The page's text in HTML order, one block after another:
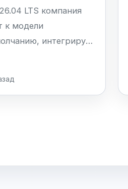
LTS компания
к модели
интегрируя
initial-setup.